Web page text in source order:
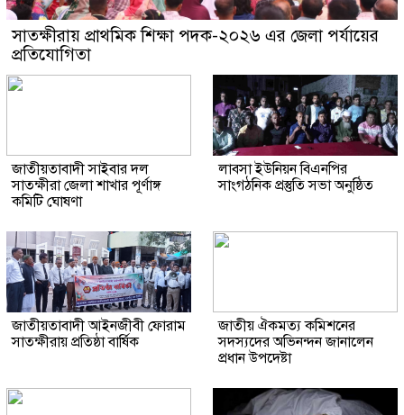
সাতক্ষীরায় প্রাথমিক শিক্ষা পদক-২০২৬ এর জেলা পর্যায়ের
প্রতিযোগিতা
জাতীয়তাবাদী সাইবার দল
সাতক্ষীরা জেলা শাখার পূর্ণাঙ্গ
কমিটি ঘোষণা
লাবসা ইউনিয়ন বিএনপির
সাংগঠনিক প্রস্তুতি সভা অনুষ্ঠিত
জাতীয়তাবাদী আইনজীবী ফোরাম
সাতক্ষীরায় প্রতিষ্ঠা বার্ষিক
জাতীয় ঐকমত্য কমিশনের
সদস্যদের অভিনন্দন জানালেন
প্রধান উপদেষ্টা